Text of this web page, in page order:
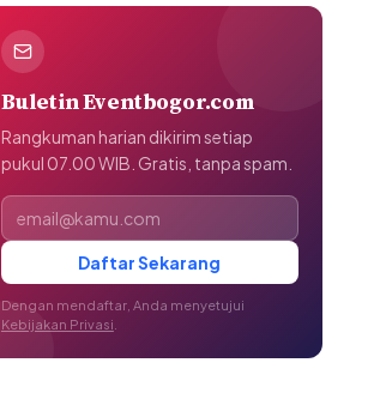
Buletin Eventbogor.com
Rangkuman harian dikirim setiap
pukul 07.00 WIB. Gratis, tanpa spam.
Alamat email
Daftar Sekarang
Dengan mendaftar, Anda menyetujui
Kebijakan Privasi